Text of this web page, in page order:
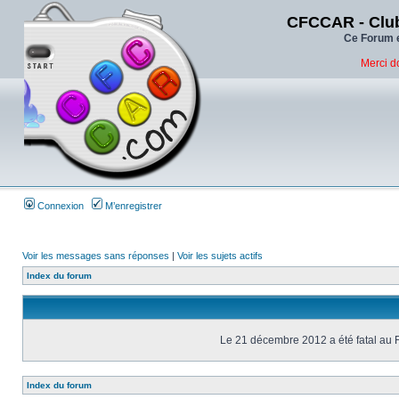
CFCCAR -
Ce Forum
Merci
Connexion M’enregistrer
Voir les messages sans réponses | Voir les sujets actifs
Index du forum
Le 21 décembre 2012 a été fatal au
Index du forum